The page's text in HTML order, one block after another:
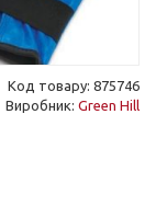
Код товару: 875746
Виробник: Green Hill